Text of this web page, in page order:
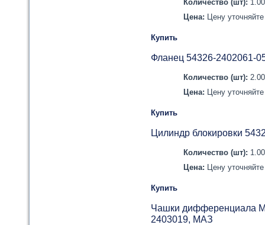
Количество (шт):
Цена: Цену
Купить
Фланец 54326-2402061-
Количество (шт):
Цена: Цену
Купить
Цилиндр блокировки
Количество (шт):
Цена: Цену
Купить
Чашки дифференциала
2403019, МАЗ